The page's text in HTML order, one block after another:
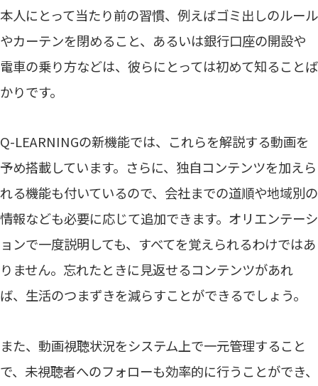
本人にとって当たり前の習慣、例えばゴミ出しのルール
やカーテンを閉めること、あるいは銀行口座の開設や
電車の乗り方などは、彼らにとっては初めて知ることば
かりです。
Q-LEARNINGの新機能では、これらを解説する動画を
予め搭載しています。さらに、独自コンテンツを加えら
れる機能も付いているので、会社までの道順や地域別の
情報なども必要に応じて追加できます。オリエンテーシ
ョンで一度説明しても、すべてを覚えられるわけではあ
りません。忘れたときに見返せるコンテンツがあれ
ば、生活のつまずきを減らすことができるでしょう。
また、動画視聴状況をシステム上で一元管理すること
で、未視聴者へのフォローも効率的に行うことができ、